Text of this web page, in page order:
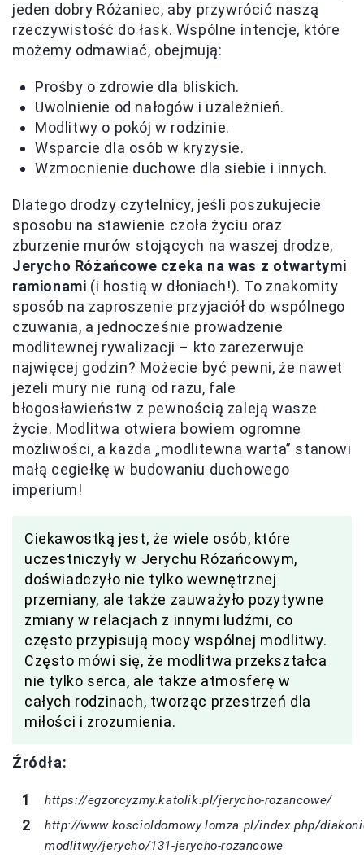
jeden dobry Różaniec, aby przywrócić naszą
rzeczywistość do łask. Wspólne intencje, które
możemy odmawiać, obejmują:
Prośby o zdrowie dla bliskich.
Uwolnienie od nałogów i uzależnień.
Modlitwy o pokój w rodzinie.
Wsparcie dla osób w kryzysie.
Wzmocnienie duchowe dla siebie i innych.
Dlatego drodzy czytelnicy, jeśli poszukujecie
sposobu na stawienie czoła życiu oraz
zburzenie murów stojących na waszej drodze,
Jerycho Różańcowe czeka na was z otwartymi
ramionami (i hostią w dłoniach!). To znakomity
sposób na zaproszenie przyjaciół do wspólnego
czuwania, a jednocześnie prowadzenie
modlitewnej rywalizacji – kto zarezerwuje
najwięcej godzin? Możecie być pewni, że nawet
jeżeli mury nie runą od razu, fale
błogosławieństw z pewnością zaleją wasze
życie. Modlitwa otwiera bowiem ogromne
możliwości, a każda „modlitewna warta” stanowi
małą cegiełkę w budowaniu duchowego
imperium!
Ciekawostką jest, że wiele osób, które
uczestniczyły w Jerychu Różańcowym,
doświadczyło nie tylko wewnętrznej
przemiany, ale także zauważyło pozytywne
zmiany w relacjach z innymi ludźmi, co
często przypisują mocy wspólnej modlitwy.
Często mówi się, że modlitwa przekształca
nie tylko serca, ale także atmosferę w
całych rodzinach, tworząc przestrzeń dla
miłości i zrozumienia.
Źródła:
https://egzorcyzmy.katolik.pl/jerycho-rozancowe/
http://www.koscioldomowy.lomza.pl/index.php/
modlitwy/jerycho/131-jerycho-rozancowe